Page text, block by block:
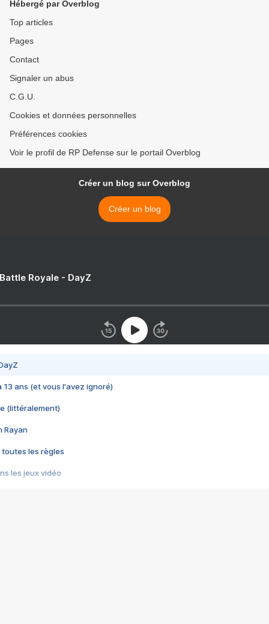
Hébergé par Overblog
Top articles
Pages
Contact
Signaler un abus
C.G.U.
Cookies et données personnelles
Préférences cookies
Voir le profil de RP Defense sur le portail Overblog
Créer un blog sur Overblog
Créer un blog
Royale - DayZ
13 ans (et vous l'avez ignoré)
(littéralement)
Rayan
toutes les règles
les jeux vidéo